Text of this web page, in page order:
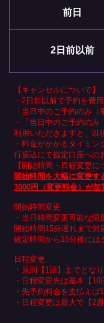
前日
2日前以前
【キャンセルについて】
・2日前以前で予約を費
「当日中のご予約のみ
・「当日中のご予約の
利用いただきますと、以
・料金がかかるタイミ
行振込にて指定口座への
【開始時間・日程変更に
開始時間を大幅に変更す
3000円（変更料金）が加
開始時間変更
・当日時間変更可能な限
開始時間15分遅れまで対
確定時間から15分後には
日程変更
・原則【1回】までとな
・日程変更先は基本【
・先予約料金を支払え
・日程変更は最大で【2